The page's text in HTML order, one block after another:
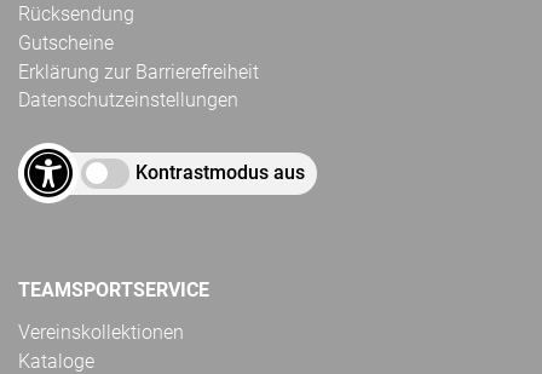
Rücksendung
Gutscheine
Erklärung zur Barrierefreiheit
Datenschutzeinstellungen
Kontrastmodus aus
TEAMSPORTSERVICE
Vereinskollektionen
Kataloge